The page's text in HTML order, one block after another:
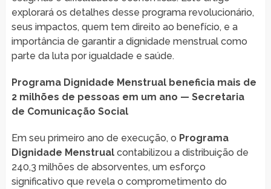
explorará os detalhes desse programa revolucionário,
seus impactos, quem tem direito ao benefício, e a
importância de garantir a dignidade menstrual como
parte da luta por igualdade e saúde.
Programa Dignidade Menstrual beneficia mais de
2 milhões de pessoas em um ano — Secretaria
de Comunicação Social
Em seu primeiro ano de execução, o Programa
Dignidade Menstrualcontabilizou a distribuição de
240,3 milhões de absorventes, um esforço
significativo que revela o comprometimento do